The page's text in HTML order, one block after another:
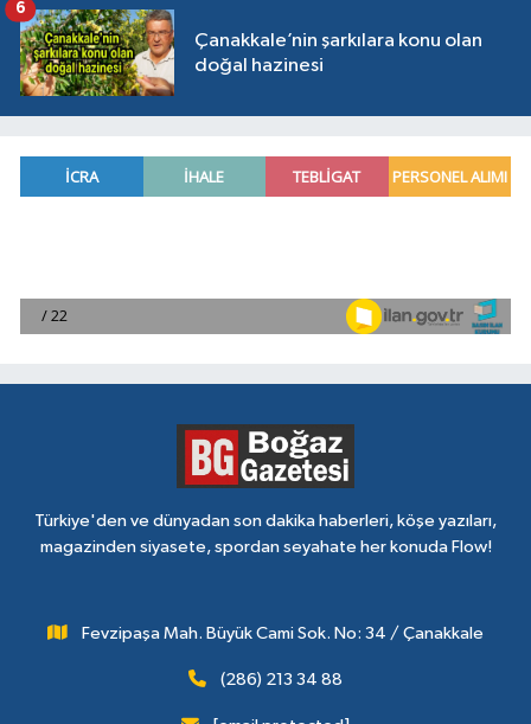
Çanakkale’nin şarkılara konu olan
doğal hazinesi
6
Türkiye'den ve dünyadan son dakika haberleri, köşe yazıları,
magazinden siyasete, spordan seyahate her konuda Flow!
Fevzipaşa Mah. Büyük Cami Sok. No: 34 / Çanakkale
(286) 213 34 88